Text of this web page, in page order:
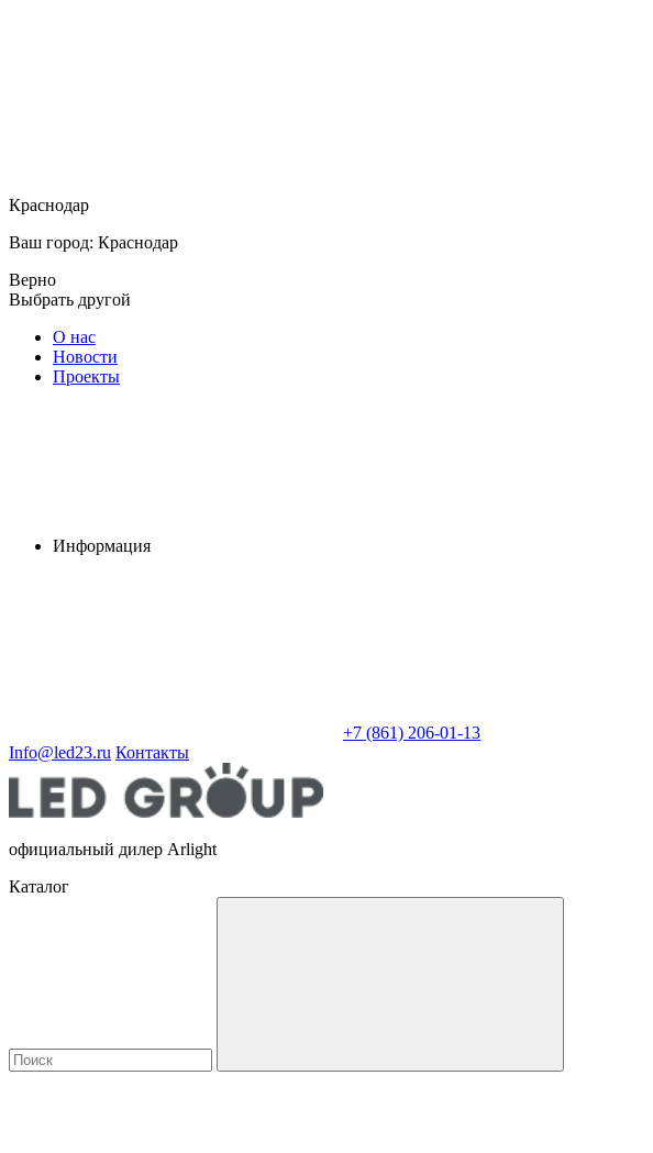
Краснодар
Ваш город: Краснодар
Верно
Выбрать другой
О нас
Новости
Проекты
Информация
+7 (861) 206-01-13
Info@led23.ru Контакты
официальный дилер Arlight
Каталог